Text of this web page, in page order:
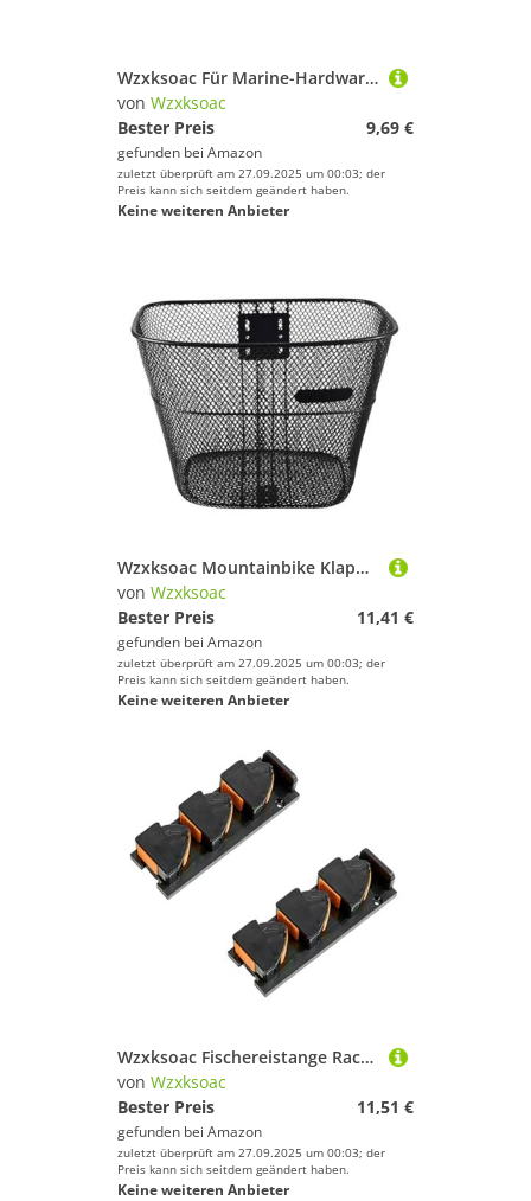
Wzxksoac Für Marine-Hardware-Zubehör 316 Edelstahl Boot 3-Zinken Halter Drahthalter Maststufe
von Wzxksoac
Bester Preis
9,69 €
gefunden bei Amazon
zuletzt überprüft am 27.09.2025 um 00:03; der
Preis kann sich seitdem geändert haben.
Keine weiteren Anbieter
Wzxksoac Mountainbike Klapper Borb Metall Aufbewahrungskorb für Fahrräder für das Wandern Von Einkaufen Camping im Freien S
von Wzxksoac
Bester Preis
11,41 €
gefunden bei Amazon
zuletzt überprüft am 27.09.2025 um 00:03; der
Preis kann sich seitdem geändert haben.
Keine weiteren Anbieter
Wzxksoac Fischereistange Rack Vertikaler Wand für Garage Fishing Rod Halter Aufbewahrungsorganisator Orange
von Wzxksoac
Bester Preis
11,51 €
gefunden bei Amazon
zuletzt überprüft am 27.09.2025 um 00:03; der
Preis kann sich seitdem geändert haben.
Keine weiteren Anbieter